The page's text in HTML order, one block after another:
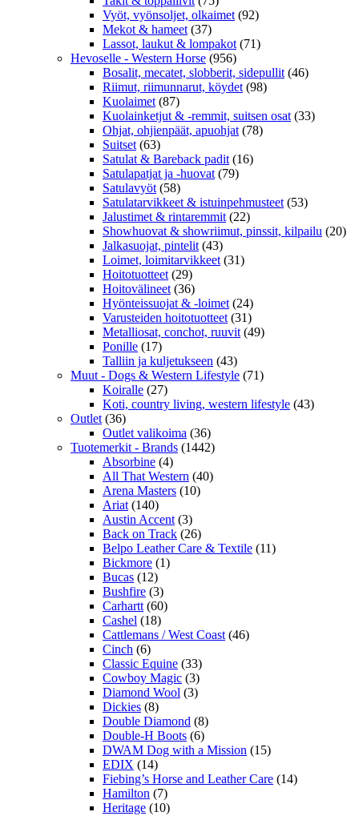
Vyöt, vyönsoljet, olkaimet (92)
Mekot & hameet (37)
Lassot, laukut & lompakot (71)
Hevoselle - Western Horse (956)
Bosalit, mecatet, slobberit, sidepullit (46)
Riimut, riimunnarut, köydet (98)
Kuolaimet (87)
Kuolainketjut & -remmit, suitsen osat (33)
Ohjat, ohjienpäät, apuohjat (78)
Suitset (63)
Satulat & Bareback padit (16)
Satulapatjat ja -huovat (79)
Satulavyöt (58)
Satulatarvikkeet & istuinpehmusteet (53)
Jalustimet & rintaremmit (22)
Showhuovat & showriimut, pinssit, kilpailu (20)
Jalkasuojat, pintelit (43)
Loimet, loimitarvikkeet (31)
Hoitotuotteet (29)
Hoitovälineet (36)
Hyönteissuojat & -loimet (24)
Varusteiden hoitotuotteet (31)
Metalliosat, conchot, ruuvit (49)
Ponille (17)
Talliin ja kuljetukseen (43)
Muut - Dogs & Western Lifestyle (71)
Koiralle (27)
Koti, country living, western lifestyle (43)
Outlet (36)
Outlet valikoima (36)
Tuotemerkit - Brands (1442)
Absorbine (4)
All That Western (40)
Arena Masters (10)
Ariat (140)
Austin Accent (3)
Back on Track (26)
Belpo Leather Care & Textile (11)
Bickmore (1)
Bucas (12)
Bushfire (3)
Carhartt (60)
Cashel (18)
Cattlemans / West Coast (46)
Cinch (6)
Classic Equine (33)
Cowboy Magic (3)
Diamond Wool (3)
Dickies (8)
Double Diamond (8)
Double-H Boots (6)
DWAM Dog with a Mission (15)
EDIX (14)
Fiebing’s Horse and Leather Care (14)
Hamilton (7)
Heritage (10)